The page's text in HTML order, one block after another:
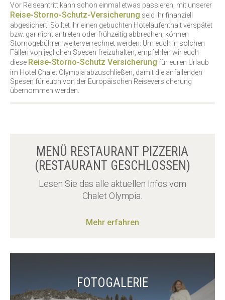
Vor Reiseantritt kann schon einmal etwas passieren, mit unserer
Reise-Storno-Schutz-Versicherung seid ihr finanziell
abgesichert. Solltet ihr einen gebuchten Hotelaufenthalt verspätet
bzw. gar nicht antreten oder frühzeitig abbrechen, können
Stornogebühren weiterverrechnet werden. Um euch in solchen
Fällen von jeglichen Spesen freizuhalten, empfehlen wir euch
diese Reise-Storno-Schutz Versicherung für euren Urlaub
im Hotel Chalet Olympia abzuschließen, damit die anfallenden
Spesen für euch von der Europäischen Reiseversicherung
übernommen werden.
MENÜ RESTAURANT PIZZERIA
(RESTAURANT GESCHLOSSEN)
Lesen Sie das alle aktuellen Infos vom
Chalet Olympia.
Mehr erfahren
FOTOGALERIE